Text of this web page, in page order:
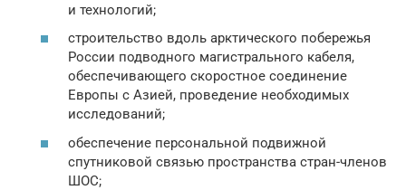
и технологий;
строительство вдоль арктического побережья
России подводного магистрального кабеля,
обеспечивающего скоростное соединение
Европы с Азией, проведение необходимых
исследований;
обеспечение персональной подвижной
спутниковой связью пространства стран-членов
ШОС;